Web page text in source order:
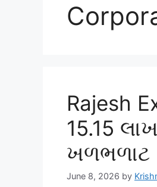
Rajesh
15.15
ખળભળાટ
June 8, 2026 by